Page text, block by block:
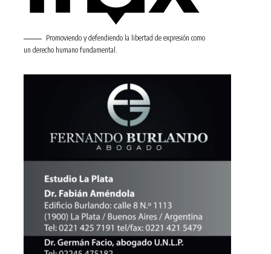
Promoviendo y defendiendo la libertad de expresión como
un derecho humano fundamental.